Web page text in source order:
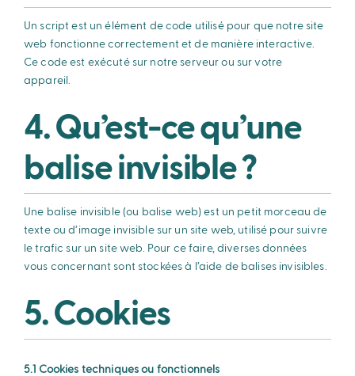
Un script est un élément de code utilisé pour que notre site
web fonctionne correctement et de manière interactive.
Ce code est exécuté sur notre serveur ou sur votre
appareil.
4. Qu’est-ce qu’une
balise invisible ?
Une balise invisible (ou balise web) est un petit morceau de
texte ou d’image invisible sur un site web, utilisé pour suivre
le trafic sur un site web. Pour ce faire, diverses données
vous concernant sont stockées à l’aide de balises invisibles.
5. Cookies
5.1 Cookies techniques ou fonctionnels